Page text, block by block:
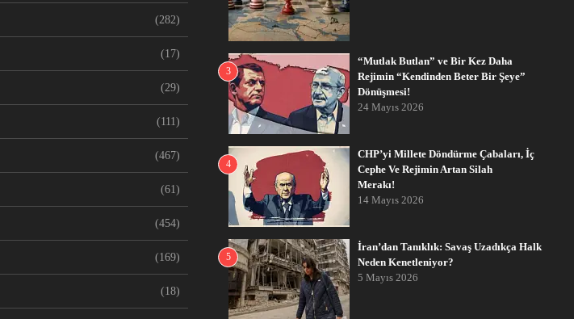
(282)
(17)
(29)
(111)
(467)
(61)
(454)
(169)
(18)
3
“Mutlak Butlan” ve Bir Kez Daha
Rejimin “Kendinden Beter Bir Şeye”
Dönüşmesi!
24 Mayıs 2026
4
CHP’yi Millete Döndürme Çabaları, İç
Cephe Ve Rejimin Artan Silah
Merakı!
14 Mayıs 2026
5
İran’dan Tanıklık: Savaş Uzadıkça Halk
Neden Kenetleniyor?
5 Mayıs 2026